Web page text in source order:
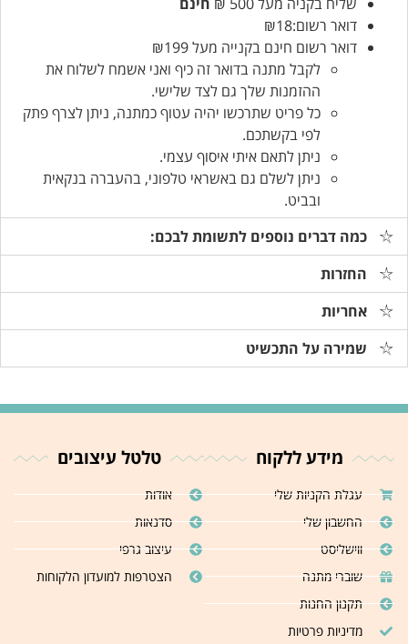
דואר רשום:₪18
דואר רשום חינם בקנייה מעל ₪199
לקבל מתנה בדואר זה כיף ואני אשמח לשלוח את
ההזמנות שלך גם לצד שלישי.
כל פריט שתרכשו יהיה עטוף כמתנה, ניתן לצרף פתק
לפי בקשתכם.
ניתן לתאם איתי איסוף עצמי.
ניתן לשלם גם באשראי טלפוני, בהעברה בנקאית
ובביט.
כמה דברים נוספים לתשומת לבכם:
החזרות
אחריות
שמירה על התכשיט
מידע ללקוח
עגלת הקניות שלי
החשבון שלי
ווישליסט
שוברי מתנה
תקנון החנות
מדיניות פרטיות
טלטל עיצובים
אודות
סדנאות
עיצוב גרפי
הצטרפות למועדון הלקוחות